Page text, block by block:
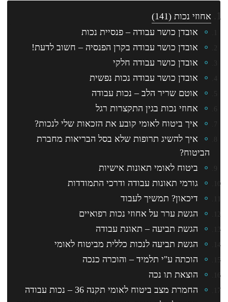
אחוזי נכות (141)
אובדן כושר עבודה – פנסיית נכות
אובדן כושר עבודה בקרן הפנסיה – חשוב לדעת!
אובדן כושר עבודה חלקי
אובדן כושר עבודה נכות נפשית
אוטם שריר הלב – נכות עבודה
אחוזי נכות בגין התקצרות רגל
איך ביטוח לאומי קובע את הזכאות שלי לנכות?
איך להשיג תרופות שלא בסל הבריאות מחברת
הביטוח?
ביטוח לאומי תאונות אישיות
גורמי תאונות עבודה ודרכי התמודדות
דיכאון? תמשיך לעבוד
הגשת ערר על אחוזי נכות רפואיים
הגשת תביעה – תאונת עבודה
הגשת תביעה לנכות כללית מביטוח לאומי
הוכתה ע"י תלמיד – והוכרה כנכה
הוצאת תו נכה
החמרת מצב ביטוח לאומי תקנה 36 – נכות עבודה